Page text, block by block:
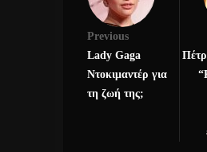
Previous
Lady Gaga
Ντοκιμαντέρ για
τη ζωή της;